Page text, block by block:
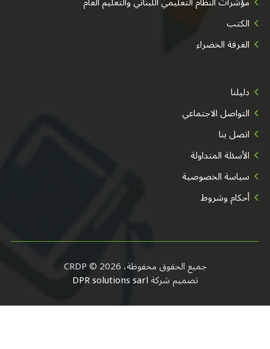
الكتب
الغرفة الخضراء
دليلنا
التواصل الاجتماعي
اتصل بنا
الأسئلة المتداولة
سياسة الخصوصية
أحكام وشروط
جميع الحقوق محفوظة، CRDP © 2026
تصميم شركةDPR solutions sarl